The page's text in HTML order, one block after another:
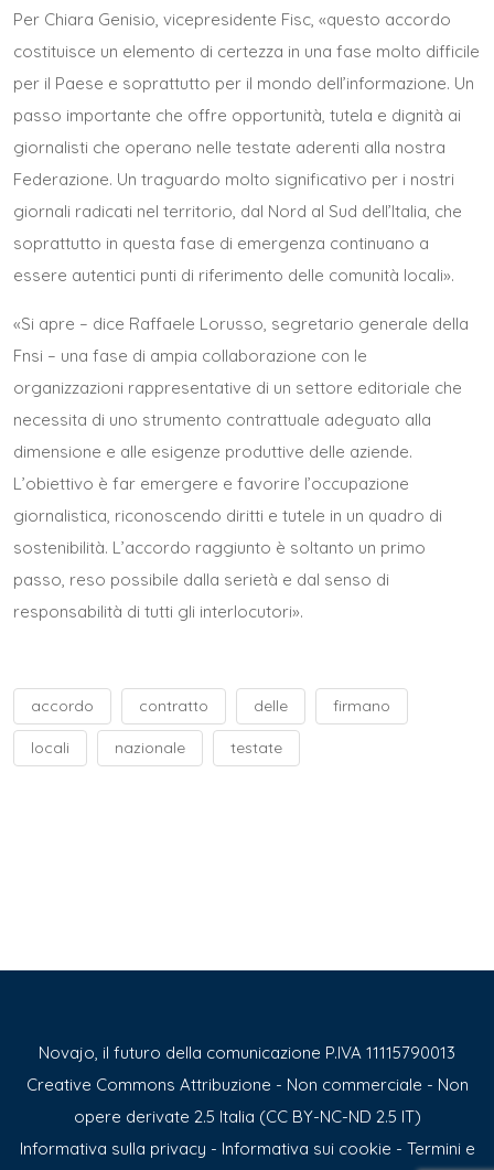
Per Chiara Genisio, vicepresidente Fisc, «questo accordo
costituisce un elemento di certezza in una fase molto difficile
per il Paese e soprattutto per il mondo dell’informazione. Un
passo importante che offre opportunità, tutela e dignità ai
giornalisti che operano nelle testate aderenti alla nostra
Federazione. Un traguardo molto significativo per i nostri
giornali radicati nel territorio, dal Nord al Sud dell’Italia, che
soprattutto in questa fase di emergenza continuano a
essere autentici punti di riferimento delle comunità locali».
«Si apre – dice Raffaele Lorusso, segretario generale della
Fnsi – una fase di ampia collaborazione con le
organizzazioni rappresentative di un settore editoriale che
necessita di uno strumento contrattuale adeguato alla
dimensione e alle esigenze produttive delle aziende.
L’obiettivo è far emergere e favorire l’occupazione
giornalistica, riconoscendo diritti e tutele in un quadro di
sostenibilità. L’accordo raggiunto è soltanto un primo
passo, reso possibile dalla serietà e dal senso di
responsabilità di tutti gli interlocutori».
accordo contratto delle firmano
locali nazionale testate
Novajo, il futuro della comunicazione P.IVA 11115790013
Creative Commons Attribuzione - Non commerciale - Non
opere derivate 2.5 Italia (CC BY-NC-ND 2.5 IT)
Informativa sulla privacy - Informativa sui cookie - Termini e